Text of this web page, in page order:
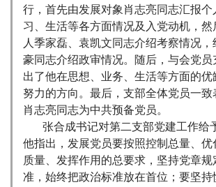
行，首先由发展对象肖志亮同志汇报个
习、生活等各方面情况及入党动机，然
人季家磊、袁凯文同志介绍考察情况，
豪同志介绍政审情况。随后，与会党员
出了他在思想、业务、生活等方面的
努力的方向。最后，支部全体党员一致
肖志亮同志为中共预备党员。
张合成书记对第二支部党建工作给
他指出，发展党员要按照控制总量、优
质量、发挥作用的总要求，坚持党章规
准，始终把政治标准放在首位；要坚持